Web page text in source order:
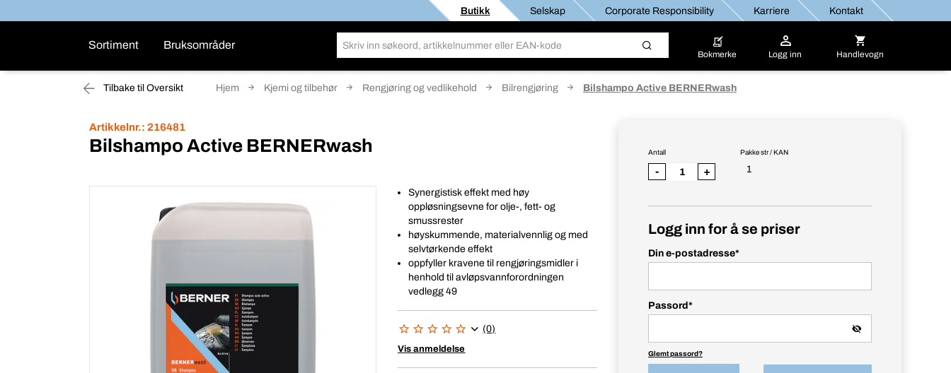
Butikk Selskap Corporate Responsibility Karriere Kontakt
Sortiment Bruksområder
Bokmerke Logg inn Handlevogn
Tilbake til Oversikt Hjem Kjemi og tilbehør Rengjøring og vedlikehold Bilrengjøring Bilshampo Active BERNERwash
Artikkelnr.: 216481
Bilshampo Active BERNERwash
Synergistisk effekt med høy
oppløsningsevne for olje-, fett- og
smussrester
høyskummende, materialvennlig og med
selvtørkende effekt
oppfyller kravene til rengjøringsmidler i
henhold til avløpsvannforordningen
vedlegg 49
(0)
Vis anmeldelse
Pakke str / KAN
1
Antall
- +
Logg inn for å se priser
Din e-postadresse*
Passord *
Glemt passord?